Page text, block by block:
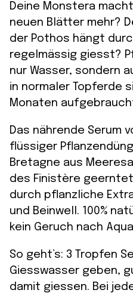
Deine Monstera
neuen Blätter mehr?
der Pothos hängt
regelmässig giesst?
nur Wasser, sondern
in normaler Topferde
Monaten
Das nährende Serum
flüssiger
Bretagne aus
des Finistère
durch pflanzliche
und Beinwell. 100%
kein Geruch nach
So geht’s: 3 Tropfen
Giesswasser geben,
damit giessen. Bei